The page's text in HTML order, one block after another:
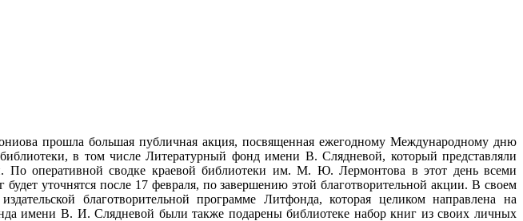
прошла большая публичная акция, посвященная ежегодному Международному дню
в том числе Литературный фонд имени В. Слядневой, который представляли
оперативной сводке краевой библиотеки им. М. Ю. Лермонтова в этот день всеми
уточнятся после 17 февраля, по завершению этой благотворительной акции. В своем
благотворительной программе Литфонда, которая целиком направлена на
имени В. И. Слядневой были также подарены библиотеке набор книг из своих личных